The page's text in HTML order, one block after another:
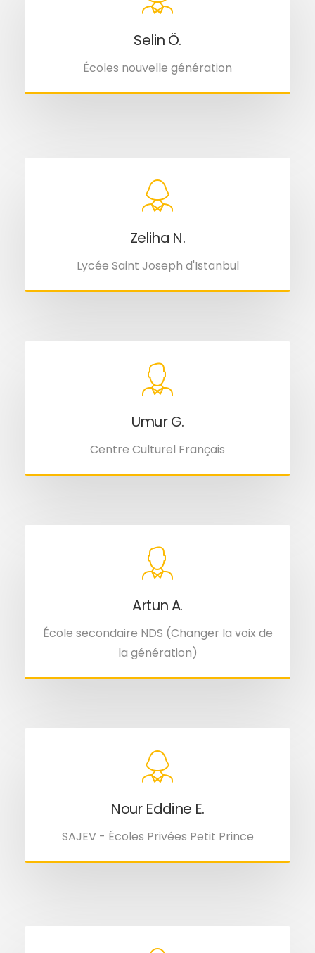
Selin Ö.
Écoles nouvelle génération
Zeliha N.
Lycée Saint Joseph d'Istanbul
Umur G.
Centre Culturel Français
Artun A.
École secondaire NDS (Changer la voix de
la génération)
Nour Eddine E.
SAJEV - Écoles Privées Petit Prince